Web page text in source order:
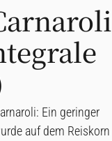
Ein geringer
auf dem Reiskorn